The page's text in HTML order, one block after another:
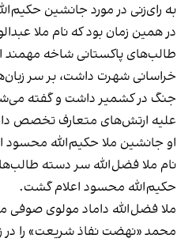
به رای‌زنی در مورد جانشین
در همین زمان بود که نام ملا
طالب‌های پاکستانی شاخه‌ مهمند
خراسانی شهرت داشت، بر سر
جنگ در کشمیر داشت و گفته
علیه ارتش‌های متعارف تخصص
او جانشین ملا حکیم‌‌الله محسود
نام ملا فضل‌الله سر دسته‌
حکیم‌الله محسود اعلام گشت.
ملا فضل‌الله داماد مولوی
محمد «نهضت نفاذ شریعت» را در